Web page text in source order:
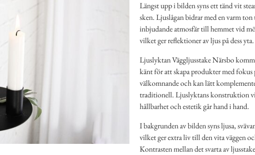
Längst upp i bilden syns ett tänd vit
sken. Ljuslågan bidrar med en varm
inbjudande atmosfär till hemmet vid
vilket ger reflektioner av ljus på dess yta.
Ljuslyktan Väggljusstake Närsbo
känt för att skapa produkter med
välkomnande och kan lätt
traditionell. Ljuslyktans konstruktion
hållbarhet och estetik går hand i hand.
I bakgrunden av bilden syns ljusa,
vilket ger extra liv till den vita väggen
Kontrasten mellan det svarta av